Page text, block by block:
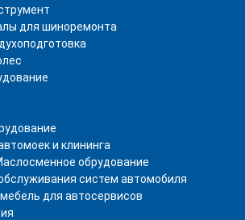
для шиноремонта
и клининга
обрудование
систем автомобиля
для автосервисов